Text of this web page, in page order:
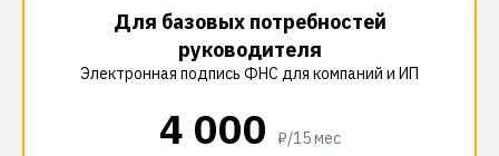
Для базовых потребностей
руководителя
Электронная подпись ФНС для компаний и ИП
4 000 ₽/15 мес